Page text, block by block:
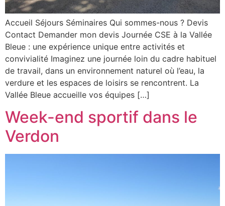
Accueil Séjours Séminaires Qui sommes-nous ? Devis
Contact Demander mon devis Journée CSE à la Vallée
Bleue : une expérience unique entre activités et
convivialité Imaginez une journée loin du cadre habituel
de travail, dans un environnement naturel où l’eau, la
verdure et les espaces de loisirs se rencontrent. La
Vallée Bleue accueille vos équipes […]
Week-end sportif dans le
Verdon